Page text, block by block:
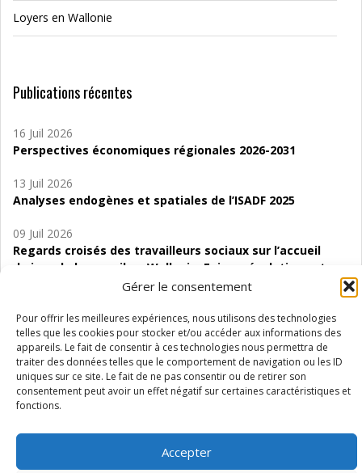
Gérer le consentement
Pour offrir les meilleures expériences, nous utilisons des technologies
telles que les cookies pour stocker et/ou accéder aux informations des
appareils. Le fait de consentir à ces technologies nous permettra de
traiter des données telles que le comportement de navigation ou les ID
uniques sur ce site. Le fait de ne pas consentir ou de retirer son
consentement peut avoir un effet négatif sur certaines caractéristiques et
fonctions.
Accepter
Loyers en Wallonie
Publications récentes
16 Juil 2026
Perspectives économiques régionales 2026-2031
13 Juil 2026
Analyses endogènes et spatiales de l’ISADF 2025
09 Juil 2026
Regards croisés des travailleurs sociaux sur l’accueil
de jour de bas seuil en Wallonie. Enjeux, évolutions et
06 Juil 2026
Étude d’évaluabilité des Structures
d’accompagnement à l’autocréation d’emploi (SAACE)
01 Juil 2026
Pénurie du personnel infirmier :quels indicateurs
Wallonie ?